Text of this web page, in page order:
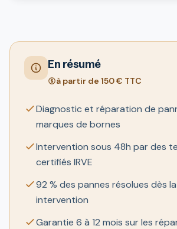
En résumé
à partir de 150 € TTC
Diagnostic et réparation de
marques de bornes
Intervention sous 48h par des
certifiés IRVE
92 % des pannes résolues dès
intervention
Garantie 6 à 12 mois sur les